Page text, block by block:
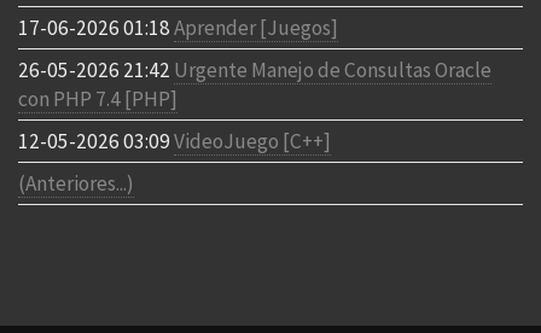
17-06-2026 01:18Aprender [Juegos]
26-05-2026 21:42 Urgente Manejo de Consultas Oracle
con PHP 7.4 [PHP]
12-05-2026 03:09VideoJuego [C++]
(Anteriores...)